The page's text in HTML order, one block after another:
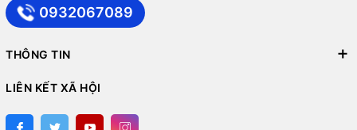
0932067089
THÔNG TIN
LIÊN KẾT XÃ HỘI